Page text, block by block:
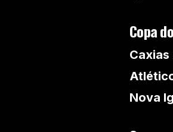
Copa
Caxias
Nova